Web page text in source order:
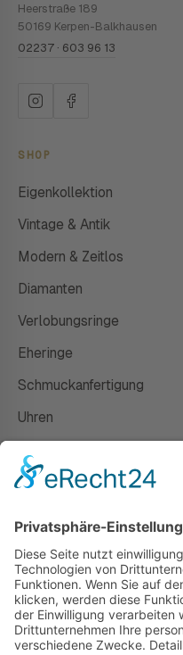
Heerstraße 189
50169 Kerpen-Balkhausen
02237 · 603 96 13
SHOP
Eigenkollektion
Vintage & Antik
Modern & Zeitlos
Diamanten
Verlobungsringe
Eheringe
Schmuckanfertigung
Uhren
Susanne Steiger
Geschäfte
Newsletter
Kontakt